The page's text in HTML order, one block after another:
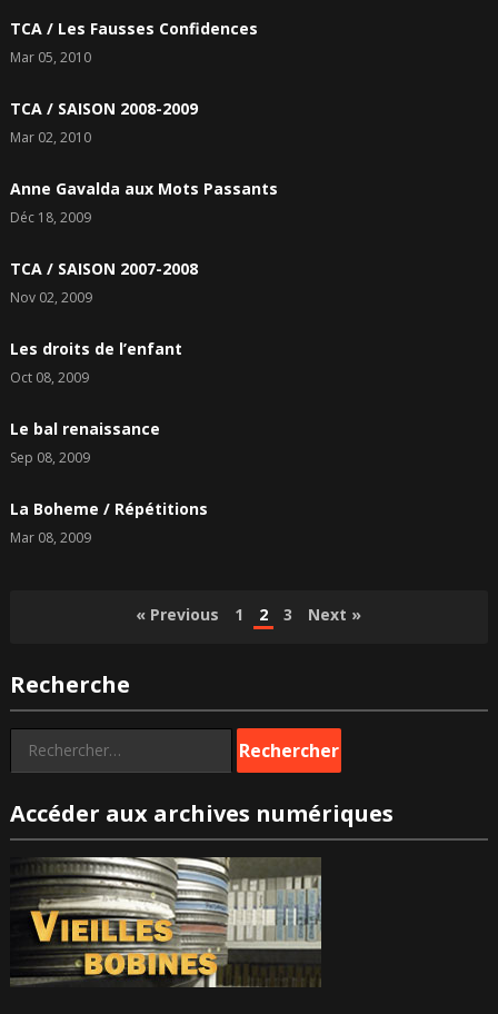
TCA / Les Fausses Confidences
Mar 05, 2010
TCA / SAISON 2008-2009
Mar 02, 2010
Anne Gavalda aux Mots Passants
Déc 18, 2009
TCA / SAISON 2007-2008
Nov 02, 2009
Les droits de l’enfant
Oct 08, 2009
Le bal renaissance
Sep 08, 2009
La Boheme / Répétitions
Mar 08, 2009
publications
« Previous 1 2 3 Next »
Recherche
Rechercher :
Accéder aux archives numériques